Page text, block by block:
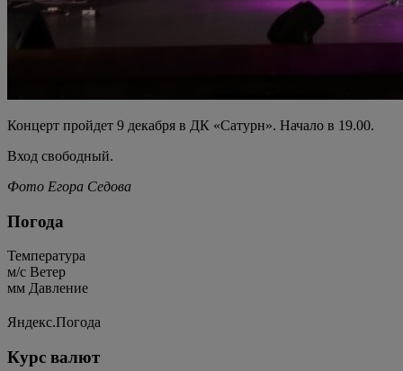
Концерт пройдет 9 декабря в ДК «Сатурн». Начало в 19.00.
Вход свободный.
Фото Егора Седова
Погода
Температура
м/c Ветер
мм Давление
Яндекс.Погода
Курс валют